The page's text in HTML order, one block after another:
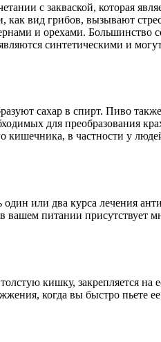
с закваской, которая
вид грибов, вызывают
и орехами. Большинство
синтетическими и
сахар в спирт. Пиво
для преобразования
кишечника, в частности у
или два курса лечения
вашем питании присутствует
кишку, закрепляется на
когда вы быстро пьете